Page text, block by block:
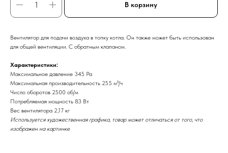
В корзину
Вентилятор для подачи воздуха в топку котла. Он также может быть использован
для общей вентиляции. С обратным клапаном.
Характеристики:
Максимальное давление 345 Pa
Максимальная производительность 255 м³/ч
Число оборотов 2500 об/м
Потребляемая мощность 83 Вт
Вес вентилятора 2,17 кг
Используется художественная графика, товар может отличаться от того, что
изображен на картинке